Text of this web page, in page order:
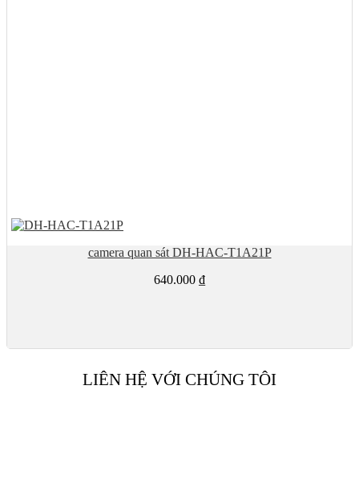
camera quan sát DH-HAC-T1A21P
640.000 ₫
LIÊN HỆ VỚI CHÚNG TÔI